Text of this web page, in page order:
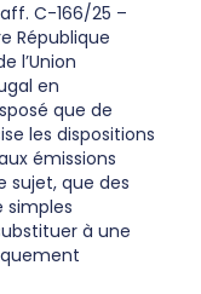
C-166/25 –
République
l’Union
en
que de
les dispositions
émissions
sujet, que des
simples
à une